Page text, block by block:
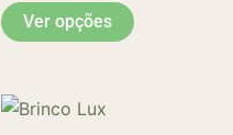
Ver opções
na